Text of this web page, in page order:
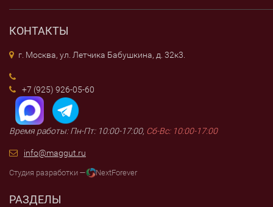
КОНТАКТЫ
г. Москва, ул. Летчика Бабушкина, д. 32к3.
+7 (925) 926-05-60
Время работы: Пн-Пт: 10:00-17:00, Сб-Вс: 10:00-17:00
info@maggut.ru
Студия разработки — NextForever
РАЗДЕЛЫ